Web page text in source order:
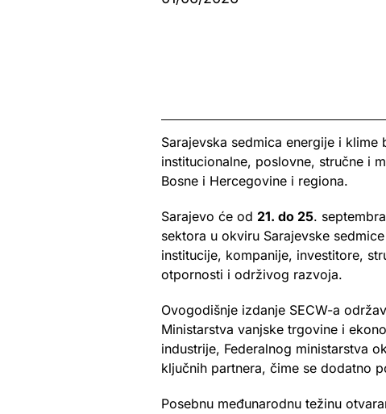
Sarajevska sedmica energije i klime
institucionalne, poslovne, stručne i
Bosne i Hercegovine i regiona.
Sarajevo će od 21. do 25. septembra
sektora u okviru Sarajevske
institucije, kompanije, investitore,
otpornosti i održivog razvoja.
Ovogodišnje izdanje SECW-a
Ministarstva vanjske trgovine i
industrije, Federalnog ministarstva
ključnih partnera, čime se dodatno
Posebnu međunarodnu težinu